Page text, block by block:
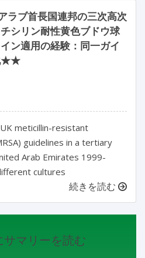
ラブ首長国連邦の三次高次
シリン耐性黄色ブドウ球
ン適用の経験：同一ガイ
★★
meticillin-resistant
guidelines in a tertiary
Arab Emirates 1999-
cultures
続きを読む
マリーを読む